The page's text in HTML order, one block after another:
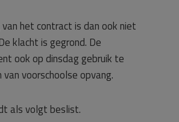
het contract is dan ook niet
klacht is gegrond. De
ook op dinsdag gebruik te
van voorschoolse opvang.
als volgt beslist.